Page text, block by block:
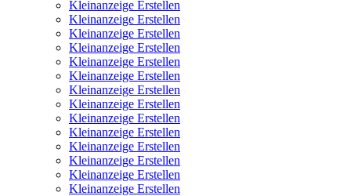
Kleinanzeige Erstellen
Kleinanzeige Erstellen
Kleinanzeige Erstellen
Kleinanzeige Erstellen
Kleinanzeige Erstellen
Kleinanzeige Erstellen
Kleinanzeige Erstellen
Kleinanzeige Erstellen
Kleinanzeige Erstellen
Kleinanzeige Erstellen
Kleinanzeige Erstellen
Kleinanzeige Erstellen
Kleinanzeige Erstellen
Kleinanzeige Erstellen